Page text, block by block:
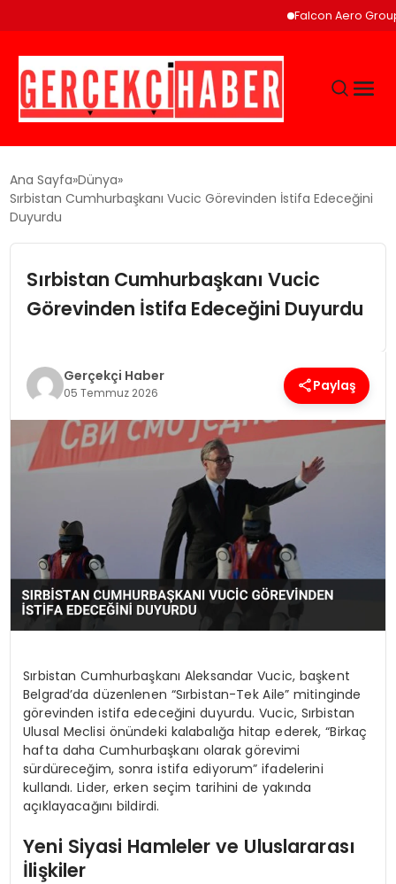
Falcon Aero Group,
GÜNCEL
EĞITIM
EKONOMI
SAĞLIK
SPOR
YAŞAM
Ana Sayfa Dünya
Sırbistan Cumhurbaşkanı Vucic Görevinden İstifa Edeceğini
Duyurdu
Sırbistan Cumhurbaşkanı Vucic
Görevinden İstifa Edeceğini Duyurdu
Gerçekçi Haber
05 Temmuz 2026 Paylaş
Sırbistan Cumhurbaşkanı Aleksandar Vucic, başkent
Belgrad’da düzenlenen “Sırbistan-Tek Aile” mitinginde
görevinden istifa edeceğini duyurdu. Vucic, Sırbistan
Ulusal Meclisi önündeki kalabalığa hitap ederek, “Birkaç
hafta daha Cumhurbaşkanı olarak görevimi
sürdüreceğim, sonra istifa ediyorum” ifadelerini
kullandı. Lider, erken seçim tarihini de yakında
açıklayacağını bildirdi.
Yeni Siyasi Hamleler ve Uluslararası
İlişkiler